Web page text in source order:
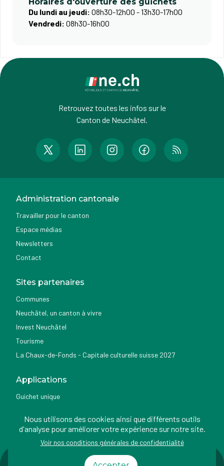
Du lundi au jeudi: 08h30-12h00 - 13h30-17h00
Vendredi: 08h30-16h00
Retrouvez toutes les infos sur le
Canton de Neuchâtel.
Administration cantonale
Travailler pour le canton
Espace médias
Newsletters
Contact
Sites partenaires
Communes
Neuchâtel, un canton à vivre
Invest Neuchâtel
Tourisme
La Chaux-de-Fonds - Capitale culturelle suisse 2027
Applications
Guichet unique
Nemo news
Conditions Protection des
Nous utilisons des cookies ainsi que différents outils
d'analyse pour améliorer votre expérience sur notre site.
Voir nos conditions générales de confidentialité